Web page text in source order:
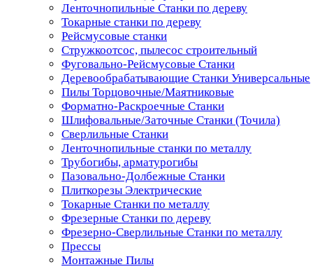
Ленточнопильные Станки по дереву
Токарные станки по дереву
Рейсмусовые станки
Стружкоотсос, пылесос строительный
Фуговально-Рейсмусовые Станки
Деревообрабатывающие Станки Универсальные
Пилы Торцовочные/Маятниковые
Форматно-Раскроечные Станки
Шлифовальные/Заточные Станки (Точила)
Сверлильные Станки
Ленточнопильные станки по металлу
Трубогибы, арматурогибы
Пазовально-Долбежные Станки
Плиткорезы Электрические
Токарные Станки по металлу
Фрезерные Станки по дереву
Фрезерно-Сверлильные Станки по металлу
Прессы
Монтажные Пилы